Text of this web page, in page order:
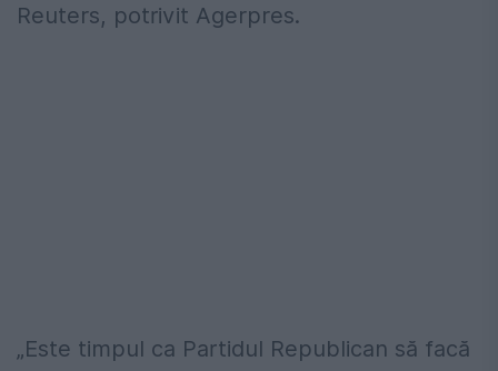
Reuters, potrivit Agerpres.
„Este timpul ca Partidul Republican să facă